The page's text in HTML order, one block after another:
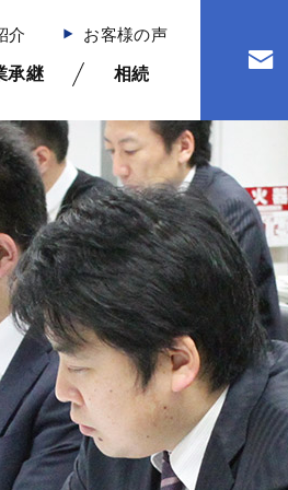
介 お客様の声
承継 相続